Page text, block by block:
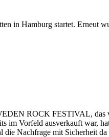
in Hamburg startet. Erneut
ROCK FESTIVAL, das
im Vorfeld ausverkauft war,
Nachfrage mit Sicherheit